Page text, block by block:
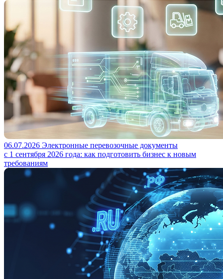
06.07.2026 Электронные перевозочные документы
с 1 сентября 2026 года: как подготовить бизнес к новым
требованиям